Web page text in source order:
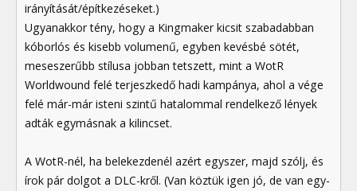
irányítását/építkezéseket.)
Ugyanakkor tény, hogy a Kingmaker kicsit szabadabban
kóborlós és kisebb volumenű, egyben kevésbé sötét,
meseszerűbb stílusa jobban tetszett, mint a WotR
Worldwound felé terjeszkedő hadi kampánya, ahol a vége
felé már-már isteni szintű hatalommal rendelkező lények
adták egymásnak a kilincset.
A WotR-nél, ha belekezdenél azért egyszer, majd szólj, és
írok pár dolgot a DLC-kről. (Van köztük igen jó, de van egy-